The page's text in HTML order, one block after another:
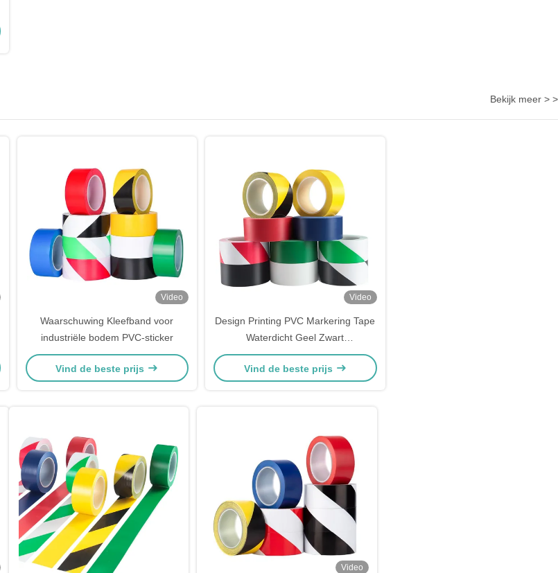
Bekijk meer > >
Video
Waarschuwing Kleefband voor
industriële bodem PVC-sticker
Vind de beste prijs
Video
Design Printing PVC Markering Tape
Waterdicht Geel Zwart
Waarschuwingsband Voor De
Lagervloer
Vind de beste prijs
Video